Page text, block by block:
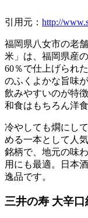
引用元： http://
福岡県八女市の老
米」は、福岡県産
60％で仕上げられ
のふくよかな旨味
飲みやすいのが特
和食はもちろん洋
冷やしても燗にし
める一本として人
銘柄で、地元の味
用にも最適。日本
逸品です。
三井の寿 大辛